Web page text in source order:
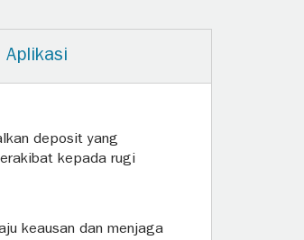
Aplikasi
deposit yang
kepada rugi
keausan dan menjaga